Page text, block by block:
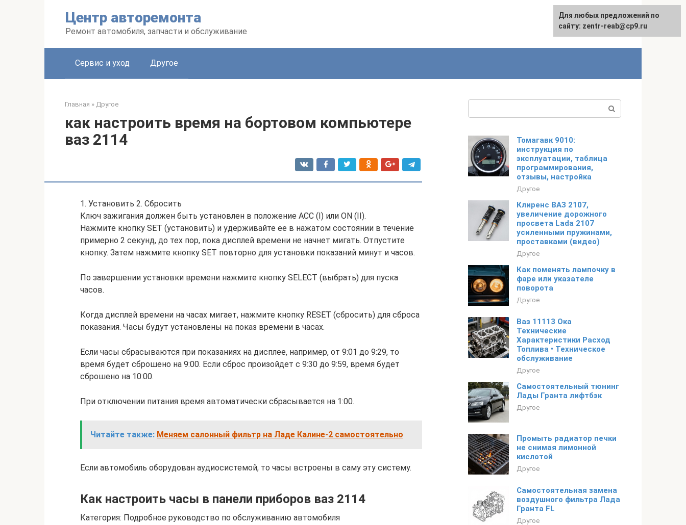
Центр авторемонта
Ремонт автомобиля, запчасти и обслуживание
Сервис и уход Другое
Главная » Другое
как настроить время на бортовом компьютере
ваз 2114
1. Установить 2. Сбросить
Ключ зажигания должен быть установлен в положение ACC (I) или ON (II).
Нажмите кнопку SET (установить) и удерживайте ее в нажатом состоянии в течение
примерно 2 секунд, до тех пор, пока дисплей времени не начнет мигать. Отпустите
кнопку. Затем нажмите кнопку SET повторно для установки показаний минут и часов.
По завершении установки времени нажмите кнопку SELECT (выбрать) для пуска
часов.
Когда дисплей времени на часах мигает, нажмите кнопку RESET (сбросить) для сброса
показания. Часы будут установлены на показ времени в часах.
Если часы сбрасываются при показаниях на дисплее, например, от 9:01 до 9:29, то
время будет сброшено на 9:00. Если сброс произойдет с 9:30 до 9:59, время будет
сброшено на 10:00.
При отключении питания время автоматически сбрасывается на 1:00.
Читайте также: Меняем салонный фильтр на Ладе Калине-2 самостоятельно
Если автомобиль оборудован аудиосистемой, то часы встроены в саму эту систему.
Как настроить часы в панели приборов ваз 2114
Категория: Подробное руководство по обслуживанию автомобиля
Томагавк 9010:
инструкция по
эксплуатации, таблица
программирования,
отзывы, настройка
Другое
Клиренс ВАЗ 2107,
увеличение дорожного
просвета Lada 2107
усиленными пружинами,
проставками (видео)
Другое
Как поменять лампочку в
фаре или указателе
поворота
Другое
Ваз 11113 Ока
Технические
Характеристики Расход
Топлива • Техническое
обслуживание
Другое
Самостоятельный тюнинг
Лады Гранта лифтбэк
Другое
Промыть радиатор печки
не снимая лимонной
кислотой
Другое
Самостоятельная замена
воздушного фильтра Лада
Гранта FL
Другое
Для любых предложений по
сайту: zentr-reab@cp9.ru